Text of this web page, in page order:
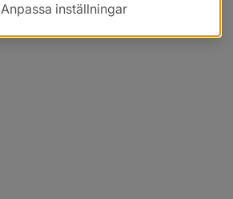
Anpassa inställningar